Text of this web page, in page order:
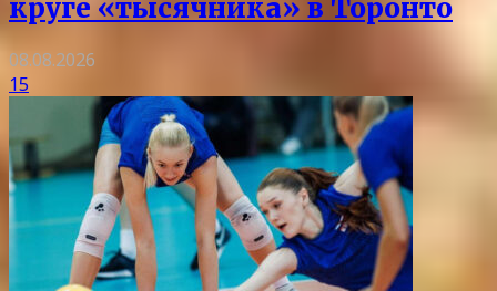
круге «тысячника» в Торонто
08.08.2026
15